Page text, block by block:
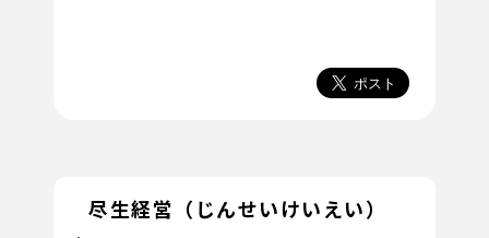
尽生経営（じんせいけいえい）